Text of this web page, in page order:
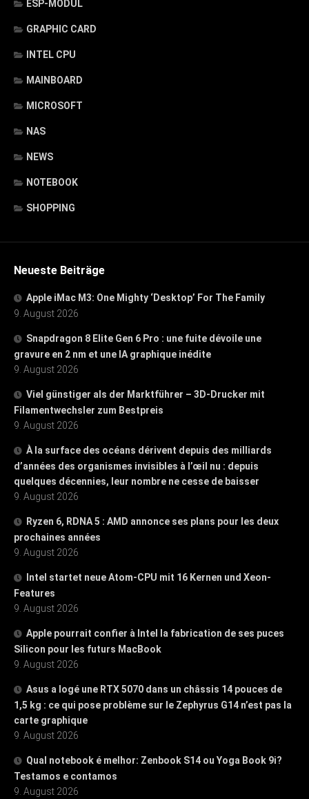
ESP-MODUL
GRAPHIC CARD
INTEL CPU
MAINBOARD
MICROSOFT
NAS
NEWS
NOTEBOOK
SHOPPING
Neueste Beiträge
Apple iMac M3: One Mighty ‘Desktop’ For The Family
9. August 2026
Snapdragon 8 Elite Gen 6 Pro : une fuite dévoile une
gravure en 2 nm et une IA graphique inédite
9. August 2026
Viel günstiger als der Marktführer – 3D-Drucker mit
Filamentwechsler zum Bestpreis
9. August 2026
À la surface des océans dérivent depuis des milliards
d’années des organismes invisibles à l’œil nu : depuis
quelques décennies, leur nombre ne cesse de baisser
9. August 2026
Ryzen 6, RDNA 5 : AMD annonce ses plans pour les deux
prochaines années
9. August 2026
Intel startet neue Atom-CPU mit 16 Kernen und Xeon-
Features
9. August 2026
Apple pourrait confier à Intel la fabrication de ses puces
Silicon pour les futurs MacBook
9. August 2026
Asus a logé une RTX 5070 dans un châssis 14 pouces de
1,5 kg : ce qui pose problème sur le Zephyrus G14 n’est pas la
carte graphique
9. August 2026
Qual notebook é melhor: Zenbook S14 ou Yoga Book 9i?
Testamos e contamos
9. August 2026